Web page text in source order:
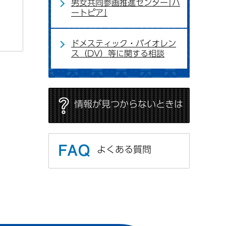
男女共同参画推進センター｢ハ
ートピア｣
ドメスティック・バイオレン
ス（DV）等に関する相談
情報が見つからないときは
よくある質問